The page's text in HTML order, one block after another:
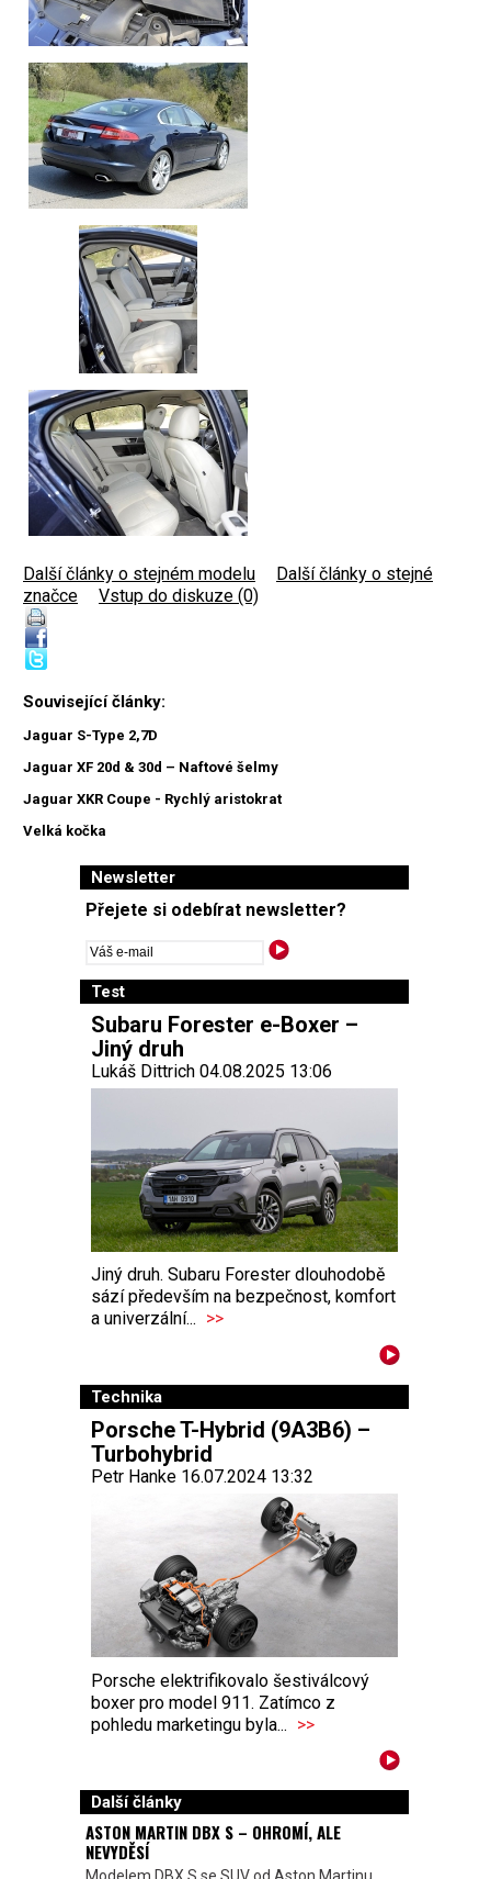
Další články o stejném modelu
Další články o stejné
značce
Vstup do diskuze (0)
Související články:
Jaguar S-Type 2,7D
Jaguar XF 20d & 30d – Naftové šelmy
Jaguar XKR Coupe - Rychlý aristokrat
Velká kočka
Newsletter
Přejete si odebírat newsletter?
Test
Subaru Forester e-Boxer –
Jiný druh
Lukáš Dittrich 04.08.2025 13:06
Jiný druh. Subaru Forester dlouhodobě
sází především na bezpečnost, komfort
a univerzální... >>
Technika
Porsche T-Hybrid (9A3B6) –
Turbohybrid
Petr Hanke 16.07.2024 13:32
Porsche elektrifikovalo šestiválcový
boxer pro model 911. Zatímco z
pohledu marketingu byla... >>
Další články
ASTON MARTIN DBX S – OHROMÍ, ALE
NEVYDĚSÍ